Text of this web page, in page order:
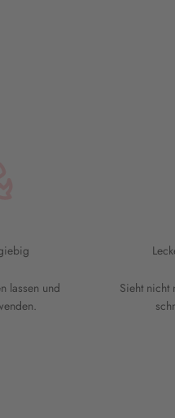
lassen und
Sieht nicht